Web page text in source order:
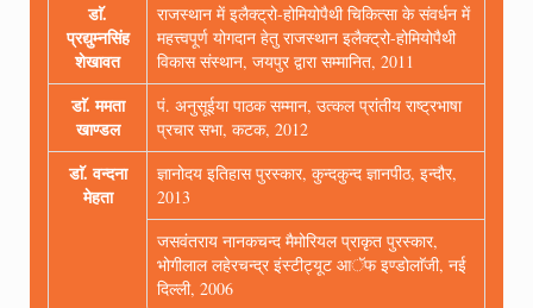
डाॅ.
प्रद्युम्नसिंह
शेखावत
राजस्थान में इलैक्ट्रो-होमियोपैथी चिकित्सा के संवर्धन में
महत्त्वपूर्ण योगदान हेतु राजस्थान इलैक्ट्रो-होमियोपैथी
विकास संस्थान, जयपुर द्वारा सम्मानित, 2011
डाॅ. ममता
खाण्डल
पं. अनुसूईया पाठक सम्मान, उत्कल प्रांतीय राष्ट्रभाषा
प्रचार सभा, कटक, 2012
डाॅ. वन्दना
मेहता
ज्ञानोदय इतिहास पुरस्कार, कुन्दकुन्द ज्ञानपीठ, इन्दौर,
2013
जसवंतराय नानकचन्द मैमोरियल प्राकृत पुरस्कार,
भोगीलाल लहेरचन्द्र इंस्टीट्यूट आॅफ इण्डोलाॅजी, नई
दिल्ली, 2006